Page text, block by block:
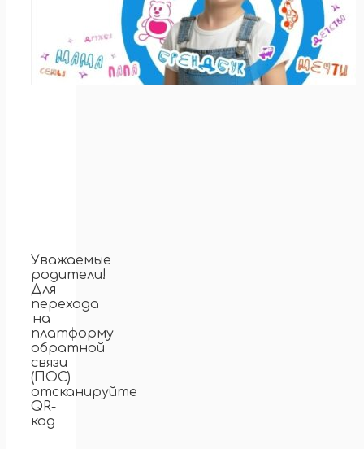
Уважаемые
родители!
Для
перехода
на
платформу
обратной
связи
(ПОС)
отсканируйте
QR-
код